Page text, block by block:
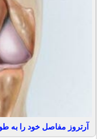
آرتروز مفاصل خود را به